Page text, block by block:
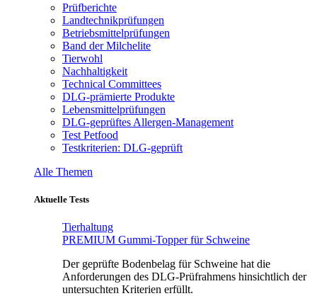
Prüfberichte
Landtechnikprüfungen
Betriebsmittelprüfungen
Band der Milchelite
Tierwohl
Nachhaltigkeit
Technical Committees
DLG-prämierte Produkte
Lebensmittelprüfungen
DLG-geprüftes Allergen-Management
Test Petfood
Testkriterien: DLG-geprüft
Alle Themen
Aktuelle Tests
Tierhaltung
PREMIUM Gummi-Topper für Schweine
Der geprüfte Bodenbelag für Schweine hat die
Anforderungen des DLG-Prüfrahmens hinsichtlich der
untersuchten Kriterien erfüllt.